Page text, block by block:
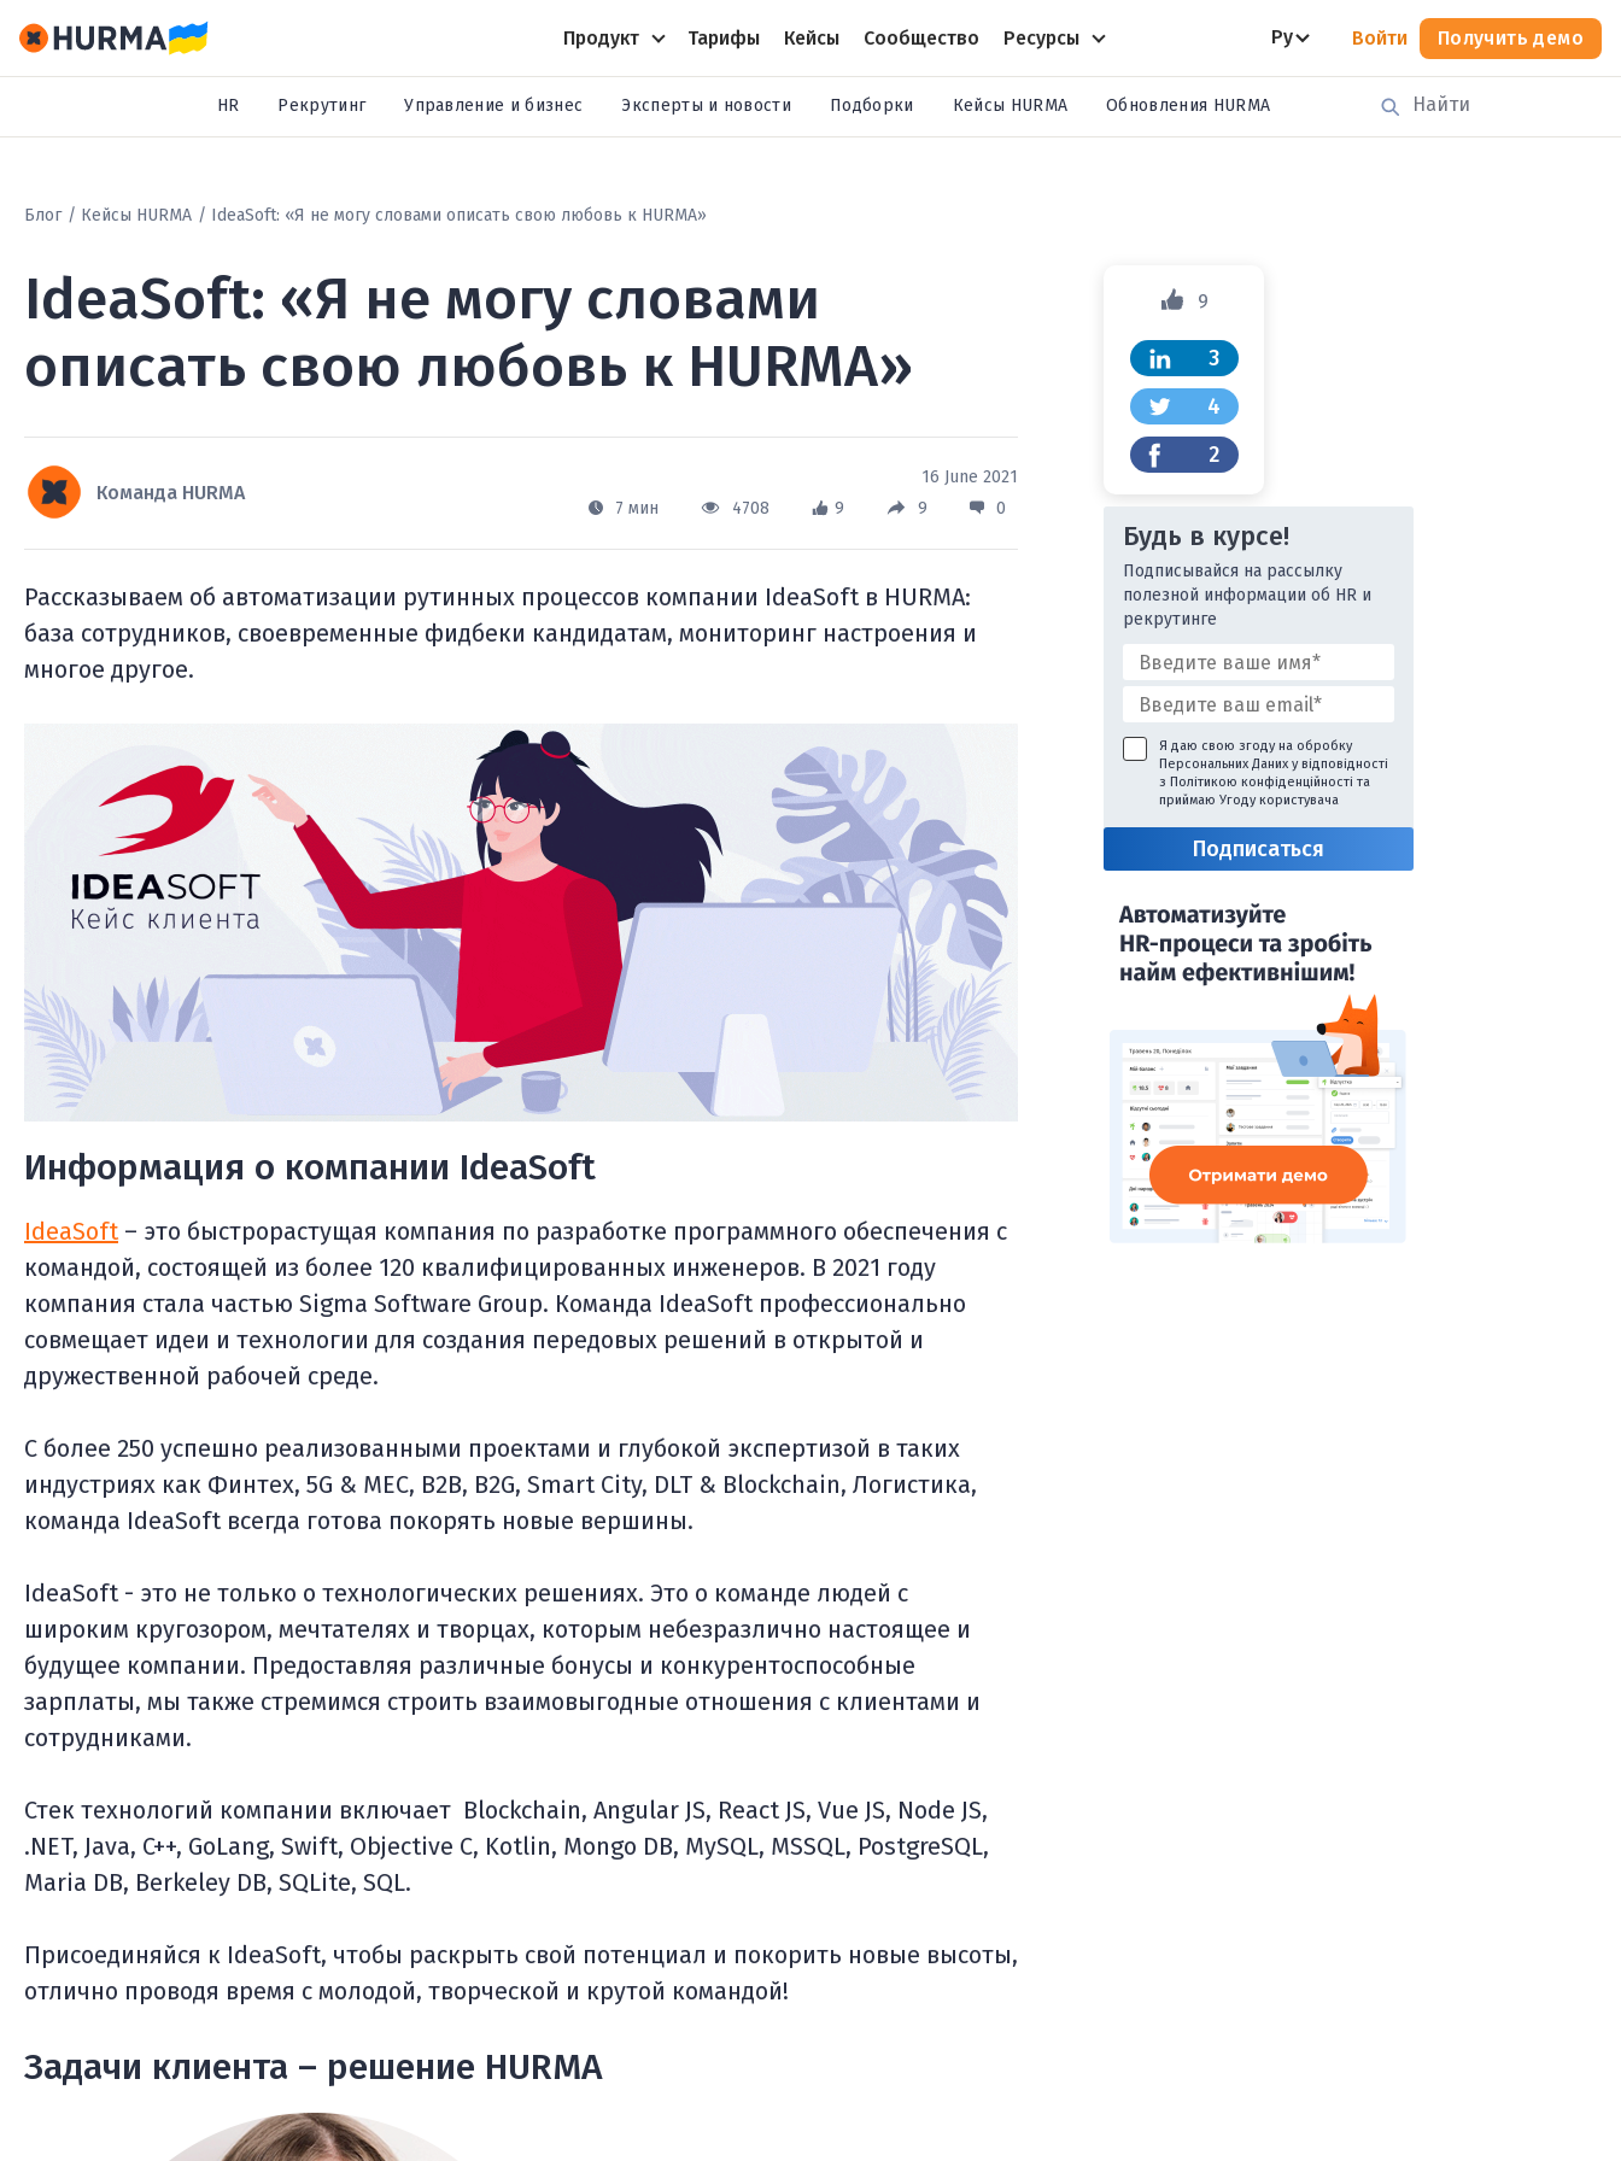
Продукт Тарифы Кейсы Сообщество Ресурсы Ру Войти Получить демо
HR Рекрутинг Управление и бизнес Эксперты и новости Подборки Кейсы HURMA Обновления HURMA
Блог Кейсы HURMA IdeaSoft: «Я не могу словами описать свою любовь к HURMA»
IdeaSoft: «Я не могу словами
описать свою любовь к HURMA»
Команда HURMA
16 June 2021
7 мин
4708 9 9 0
Рассказываем об автоматизации рутинных процессов компании IdeaSoft в HURMA:
база сотрудников, своевременные фидбеки кандидатам, мониторинг настроения и
многое другое.
Информация о компании IdeaSoft
IdeaSoft– это быстрорастущая компания по разработке программного обеспечения с
командой, состоящей из более 120 квалифицированных инженеров. В 2021 году
компания стала частью Sigma Software Group. Команда IdeaSoft профессионально
совмещает идеи и технологии для создания передовых решений в открытой и
дружественной рабочей среде.
С более 250 успешно реализованными проектами и глубокой экспертизой в таких
индустриях как Финтех, 5G & MEC, B2B, B2G, Smart City, DLT & Blockchain, Логистика,
команда IdeaSoft всегда готова покорять новые вершины.
IdeaSoft - это не только о технологических решениях. Это о команде людей с
широким кругозором, мечтателях и творцах, которым небезразлично настоящее и
будущее компании. Предоставляя различные бонусы и конкурентоспособные
зарплаты, мы также стремимся строить взаимовыгодные отношения с клиентами и
сотрудниками.
Стек технологий компании включает Blockchain, Angular JS, React JS, Vue JS, Node JS,
.NET, Java, C++, GoLang, Swift, Objective C, Kotlin, Mongo DB, MySQL, MSSQL, PostgreSQL,
Maria DB, Berkeley DB, SQLite, SQL.
Присоединяйся к IdeaSoft, чтобы раскрыть свой потенциал и покорить новые высоты,
отлично проводя время с молодой, творческой и крутой командой!
Задачи клиента – решение HURMA
9
3
4
2
Будь в курсе!
Подписывайся на рассылку
полезной информации об HR и
рекрутинге
Я даю свою згоду на обробку
Персональних Даних у відповідності
з Політикою конфіденційності та
приймаю Угоду користувача